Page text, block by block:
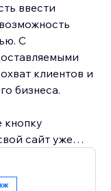
ввести
С
клиентов и
бизнеса.
кнопку
сайт уже